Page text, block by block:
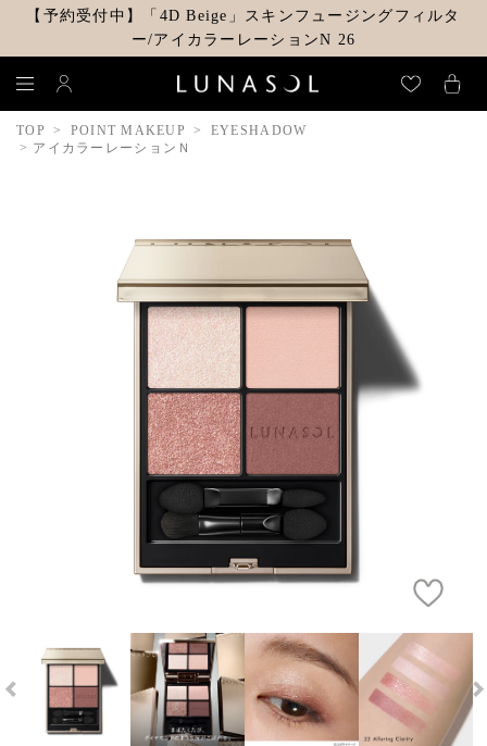
【予約受付中】「4D Beige」スキンフュージングフィルタ
ー/アイカラーレーションN 26
TOP POINT MAKEUP
EYESHADOW
アイカラーレーションＮ